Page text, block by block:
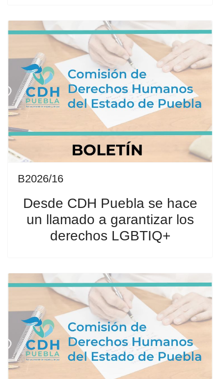
B2026/16
Desde CDH Puebla se hace
un llamado a garantizar los
derechos LGBTIQ+